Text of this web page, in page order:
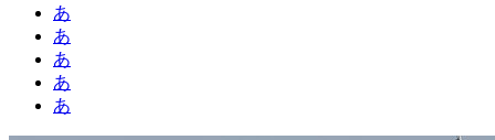
あ
あ
あ
あ
あ